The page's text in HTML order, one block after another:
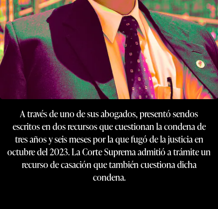
A través de uno de sus abogados, presentó sendos
escritos en dos recursos que cuestionan la condena de
tres años y seis meses por la que fugó de la justicia en
octubre del 2023. La Corte Suprema admitió a trámite un
recurso de casación que también cuestiona dicha
condena.